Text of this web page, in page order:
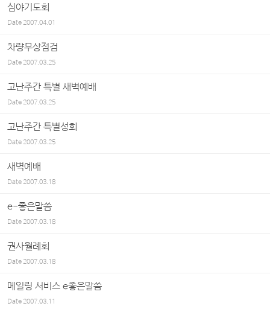
심야기도회
Date2007.04.01
차량무상점검
Date2007.03.25
고난주간 특별 새벽예배
Date2007.03.25
고난주간 특별성회
Date2007.03.25
새벽예배
Date2007.03.18
e-좋은말씀
Date2007.03.18
권사월례회
Date2007.03.18
메일링 서비스 e좋은말씀
Date2007.03.11